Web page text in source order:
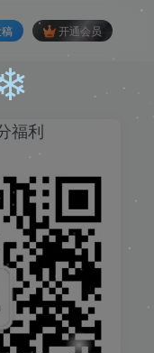
开通会员
福利